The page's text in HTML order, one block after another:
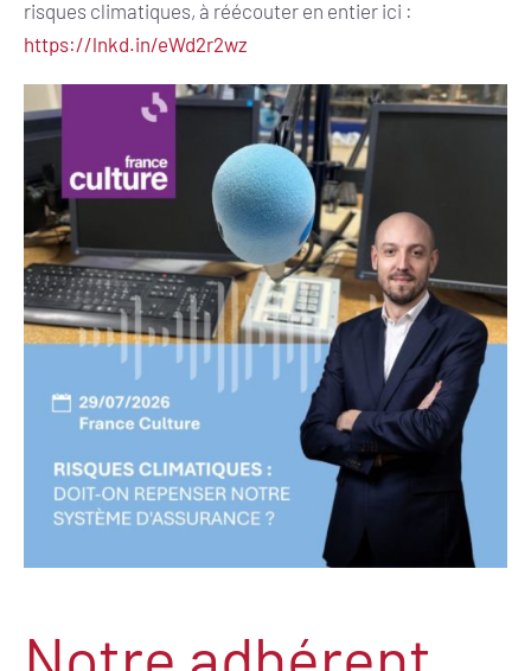
risques climatiques, à réécouter en entier ici :
https://lnkd.in/eWd2r2wz